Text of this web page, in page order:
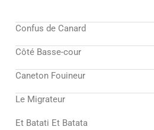
Confus de Canard
Côté Basse-cour
Caneton Fouineur
Le Migrateur
Et Batati Et Batata